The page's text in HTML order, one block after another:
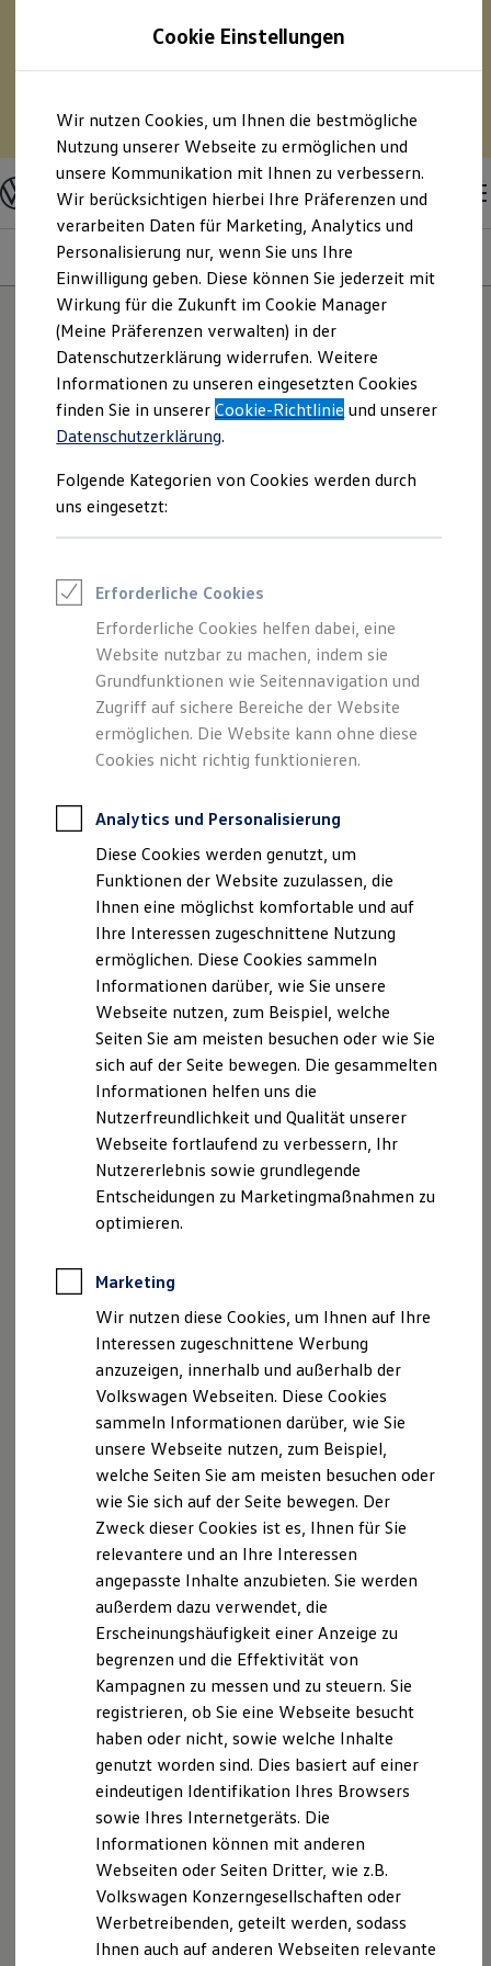
Hauptinhalt
springen
Footer
springen
75 % Sonderabschreibung auf E-Fahrzeuge? – Und
pro Monat Geld sparen?– Berechnen Sie mit
unserem Kostensimulator Ihre Spritersparnis durch
Zum Kostensimulator
Nutzfahrzeuge
Modelle & Konfigurator
Nutzfahrzeugkategorien entdecken
Modelle konfigurieren
Konfiguration laden
Modelle vergleichen
Vorgängermodelle und Oldtimer
Vorgängermodelle
Oldtimer
Bulli Historie
Branchenlösungen & Gewerbekunden
Umbaulösungen und Hersteller finden
Auf- und Umbauten entdecken & konfigurieren
Groß- und Sonderkunden
Großkunden
Journalisten
Sportvereine
Branchenlösungen
Bau & Handwerk
Kurier, Logistik & Handel
Kühlfahrzeuge
Feuerwehr
Rettungsdienste
ONE Business ID Vorteile
Fahrzeugsuche & Marktplatz
Fahrzeugsuche
Fahrzeuge online kaufen
Digitaler Marktplatz
Aktionen & Angebote
Für Privatkunden
Für Gewerbekunden
Profi Paket
TopDeal
Gebrauchtwagen
ProfiPartner für Gebrauchtwagen
Zertifizierte Gebrauchtwagen
Finanzierung
Für Privatkunden
Für Gewerbekunden
Leasing
Für Privatkunden
Für Gewerbekunden
Versicherungen & Garantien
Garantien
Kfz-Versicherung für Nutzfahrzeuge
Restschuldversicherung
Wartungsverträge
Besitzer & Service
Reparatur & Service
Reparatur, Pflege & Inspektion
Servicetermin anfragen
Service-Vorteile bei Volkswagen Nutzfahrzeuge
Economy Service
Räder & Reifen Service
Ersatzfahrzeuge
Notdienst und Pannenhilfe
Software, Konnektivität & Apps
California App
VW Connect für Ihren ID. Buzz
VW Connect für Ihren Amarok
VW Connect für andere Modelle
Connect Pro
Multistop Pathfinder
Übersicht Software Updates
Hilfreiches für Besitzer
Digitales Bordbuch
Fahrerassistenz- und Sicherheitssysteme
Kontrollleuchten
Kurzfahrprofile und Ölverdünnung
Batterieverordnung
XTL-Dieselkraftstoff
Ersatzteile und Betriebsflüssigkeiten
Original Zubehör und Lifestyle Produkte
myVolkswagen
myVolkswagen Business
Elektrisch & Autonom
Elektro - & Hybridfahrzeuge
Klimafreundlicher Strom
Reichweite & Ladelösungen
Reichweitensimulator
Genius Motoren Farben Interieur Räder/Reifen
KI-Konfiguration
Stellen Sie Ihren Traumwagen mit künstlicher
Intelligenz noch einfacher zusammen. Aus Rücksicht
fahrzeugspezifische Angaben zu machen.
Beschreiben Sie den
Lade Autos
Cookie Einstellungen
Wir nutzen Cookies, um Ihnen die bestmögliche
Nutzung unserer Webseite zu ermöglichen und
unsere Kommunikation mit Ihnen zu verbessern.
Wir berücksichtigen hierbei Ihre Präferenzen und
verarbeiten Daten für Marketing, Analytics und
Personalisierung nur, wenn Sie uns Ihre
Einwilligung geben. Diese können Sie jederzeit mit
Wirkung für die Zukunft im Cookie Manager
(Meine Präferenzen verwalten) in der
Datenschutzerklärung widerrufen. Weitere
Informationen zu unseren eingesetzten Cookies
finden Sie in unsererCookie-Richtlinie und unserer
Datenschutzerklärung.
Folgende Kategorien von Cookies werden durch
uns eingesetzt:
Erforderliche Cookies
Erforderliche Cookies helfen dabei, eine
Website nutzbar zu machen, indem sie
Grundfunktionen wie Seitennavigation und
Zugriff auf sichere Bereiche der Website
ermöglichen. Die Website kann ohne diese
Cookies nicht richtig funktionieren.
Analytics und Personalisierung
Diese Cookies werden genutzt, um
Funktionen der Website zuzulassen, die
Ihnen eine möglichst komfortable und auf
Ihre Interessen zugeschnittene Nutzung
ermöglichen. Diese Cookies sammeln
Informationen darüber, wie Sie unsere
Webseite nutzen, zum Beispiel, welche
Seiten Sie am meisten besuchen oder wie Sie
sich auf der Seite bewegen. Die gesammelten
Informationen helfen uns die
Nutzerfreundlichkeit und Qualität unserer
Webseite fortlaufend zu verbessern, Ihr
Nutzererlebnis sowie grundlegende
Entscheidungen zu Marketingmaßnahmen zu
optimieren.
Marketing
Wir nutzen diese Cookies, um Ihnen auf Ihre
Interessen zugeschnittene Werbung
anzuzeigen, innerhalb und außerhalb der
Volkswagen Webseiten. Diese Cookies
sammeln Informationen darüber, wie Sie
unsere Webseite nutzen, zum Beispiel,
welche Seiten Sie am meisten besuchen oder
wie Sie sich auf der Seite bewegen. Der
Zweck dieser Cookies ist es, Ihnen für Sie
relevantere und an Ihre Interessen
angepasste Inhalte anzubieten. Sie werden
außerdem dazu verwendet, die
Erscheinungshäufigkeit einer Anzeige zu
begrenzen und die Effektivität von
Kampagnen zu messen und zu steuern. Sie
registrieren, ob Sie eine Webseite besucht
haben oder nicht, sowie welche Inhalte
genutzt worden sind. Dies basiert auf einer
eindeutigen Identifikation Ihres Browsers
sowie Ihres Internetgeräts. Die
Informationen können mit anderen
Webseiten oder Seiten Dritter, wie z.B.
Volkswagen Konzerngesellschaften oder
Werbetreibenden, geteilt werden, sodass
Ihnen auch auf anderen Webseiten relevante